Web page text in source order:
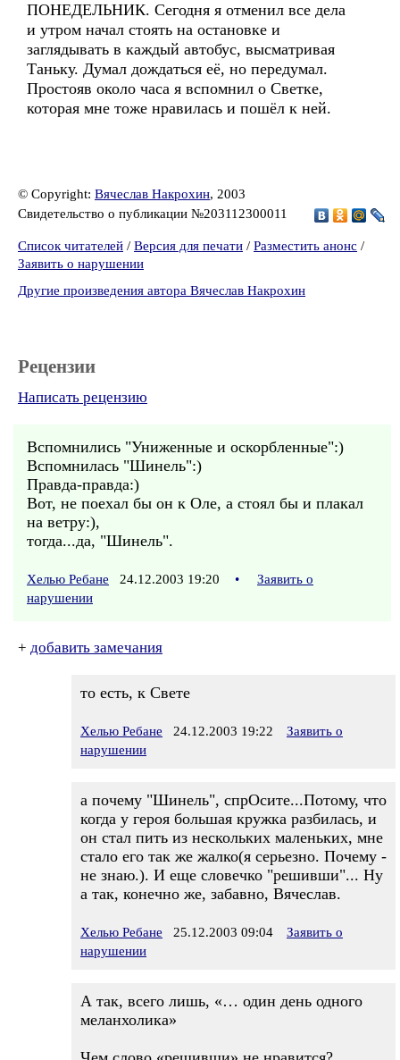
ПОНЕДЕЛЬНИК. Сегодня я отменил все дела
и утром начал стоять на остановке и
заглядывать в каждый автобус, высматривая
Таньку. Думал дождаться её, но передумал.
Простояв около часа я вспомнил о Светке,
которая мне тоже нравилась и пошёл к ней.
© Copyright: Вячеслав Накрохин, 2003
Свидетельство о публикации №203112300011
Список читателей / Версия для печати / Разместить анонс /
Заявить о нарушении
Другие произведения автора Вячеслав Накрохин
Рецензии
Написать рецензию
Вспомнились "Униженные и оскорбленные":)
Вспомнилась "Шинель":)
Правда-правда:)
Вот, не поехал бы он к Оле, а стоял бы и плакал
на ветру:),
тогда...да, "Шинель".
Хелью Ребане 24.12.2003 19:20 •
Заявить о
нарушении
+ добавить замечания
то есть, к Свете
Хелью Ребане 24.12.2003 19:22
Заявить о
нарушении
а почему "Шинель", спрОсите...Потому, что
когда у героя большая кружка разбилась, и
он стал пить из нескольких маленьких, мне
стало его так же жалко(я серьезно. Почему -
не знаю.). И еще словечко "решивши"... Ну
а так, конечно же, забавно, Вячеслав.
Хелью Ребане 25.12.2003 09:04
Заявить о
нарушении
А так, всего лишь, «… один день одного
меланхолика»